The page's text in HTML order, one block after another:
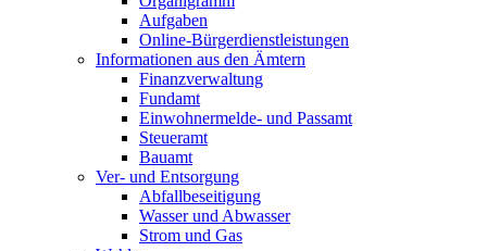
Aufgaben
Online-Bürgerdienstleistungen
Informationen aus den Ämtern
Finanzverwaltung
Fundamt
Einwohnermelde- und Passamt
Steueramt
Bauamt
Ver- und Entsorgung
Abfallbeseitigung
Wasser und Abwasser
Strom und Gas